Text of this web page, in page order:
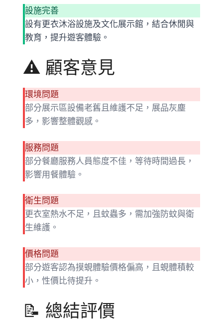
設施完善
設有更衣沐浴設施及文化展示館，結合休閒與
教育，提升遊客體驗。
⚠️ 顧客意見
環境問題
部分展示區設備老舊且維護不足，展品灰塵
多，影響整體觀感。
服務問題
部分餐廳服務人員態度不佳，等待時間過長，
影響用餐體驗。
衛生問題
更衣室熱水不足，且蚊蟲多，需加強防蚊與衛
生維護。
價格問題
部分遊客認為摸蜆體驗價格偏高，且蜆體積較
小，性價比待提升。
📝 總結評價